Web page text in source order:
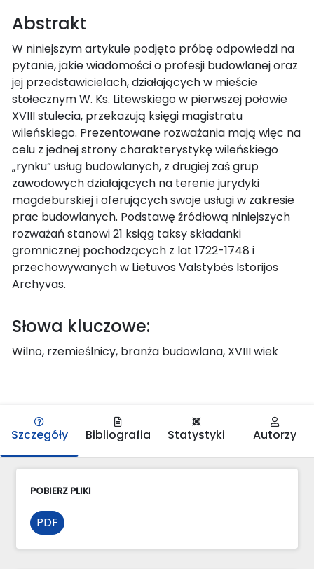
Abstrakt
W niniejszym artykule podjęto próbę odpowiedzi na
pytanie, jakie wiadomości o profesji budowlanej oraz
jej przedstawicielach, działających w mieście
stołecznym W. Ks. Litewskiego w pierwszej połowie
XVIII stulecia, przekazują księgi magistratu
wileńskiego. Prezentowane rozważania mają więc na
celu z jednej strony charakterystykę wileńskiego
„rynku” usług budowlanych, z drugiej zaś grup
zawodowych działających na terenie jurydyki
magdeburskiej i oferujących swoje usługi w zakresie
prac budowlanych. Podstawę źródłową niniejszych
rozważań stanowi 21 ksiąg taksy składanki
gromnicznej pochodzących z lat 1722-1748 i
przechowywanych w Lietuvos Valstybės Istorijos
Archyvas.
Słowa kluczowe:
Wilno, rzemieślnicy, branża budowlana, XVIII wiek
Szczegóły Bibliografia Statystyki Autorzy
POBIERZ PLIKI
PDF